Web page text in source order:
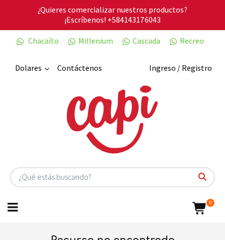
¿Quieres comercializar nuestros productos?
¡Escríbenos!+584143176043
Chacaíto
Millenium Cascada Recreo
Dolares Ingreso / Registro
Contáctenos
0